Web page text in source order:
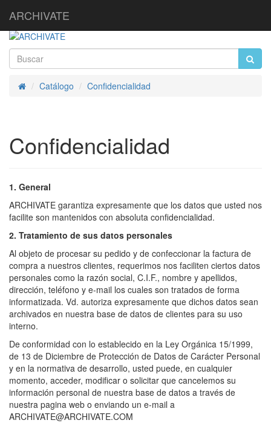
ARCHIVATE
InicioCatálogo Confidencialidad
Confidencialidad
1. General
ARCHIVATE garantiza expresamente que los datos que usted nos
facilite son mantenidos con absoluta confidencialidad.
2. Tratamiento de sus datos personales
Al objeto de procesar su pedido y de confeccionar la factura de
compra a nuestros clientes, requerimos nos faciliten ciertos datos
personales como la razón social, C.I.F., nombre y apellidos,
dirección, teléfono y e-mail los cuales son tratados de forma
informatizada. Vd. autoriza expresamente que dichos datos sean
archivados en nuestra base de datos de clientes para su uso
interno.
De conformidad con lo establecido en la Ley Orgánica 15/1999,
de 13 de Diciembre de Protección de Datos de Carácter Personal
y en la normativa de desarrollo, usted puede, en cualquier
momento, acceder, modificar o solicitar que cancelemos su
información personal de nuestra base de datos a través de
nuestra pagina web o enviando un e-mail a
ARCHIVATE@ARCHIVATE.COM